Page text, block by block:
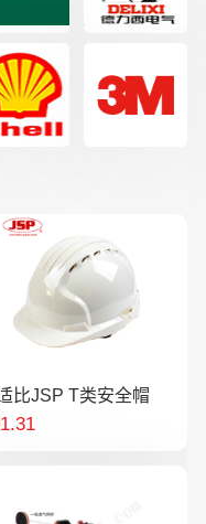
比JSP T类安全帽